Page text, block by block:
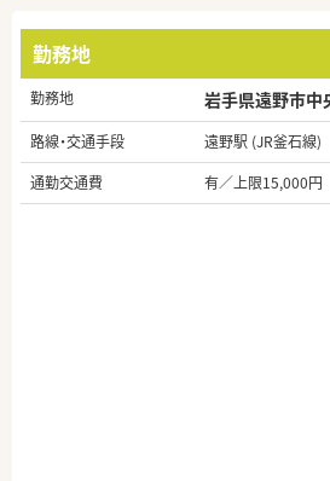
勤務地
勤務地 岩手県遠野市中
路線・交通手段
遠野駅 (JR釜石線)
通勤交通費
有／上限15,000円